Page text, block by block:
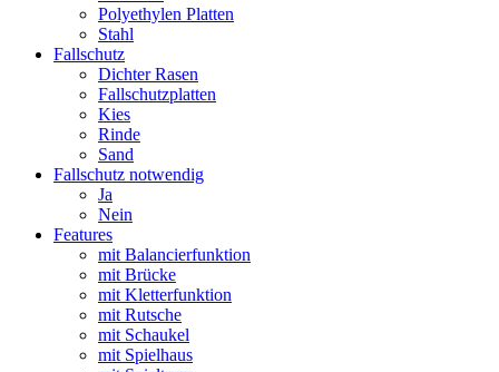
Polyethylen Platten
Stahl
Fallschutz
Dichter Rasen
Fallschutzplatten
Kies
Rinde
Sand
Fallschutz notwendig
Ja
Nein
Features
mit Balancierfunktion
mit Brücke
mit Kletterfunktion
mit Rutsche
mit Schaukel
mit Spielhaus